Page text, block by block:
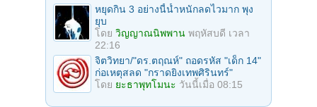
หยุดกิน 3 อย่างนี้น้ำหนักลดไวมาก พุง
ยุบ
โดย วิญญาณนิพพาน พฤหัสบดี เวลา
22:16
จิตวิทยา/"ดร.ตฤณห์" ถอดรหัส "เด็ก 14"
ก่อเหตุสลด "กราดยิงเทพศิรินทร์"
โดย ยะธาพุทโมนะ วันนี้เมื่อ 08:15